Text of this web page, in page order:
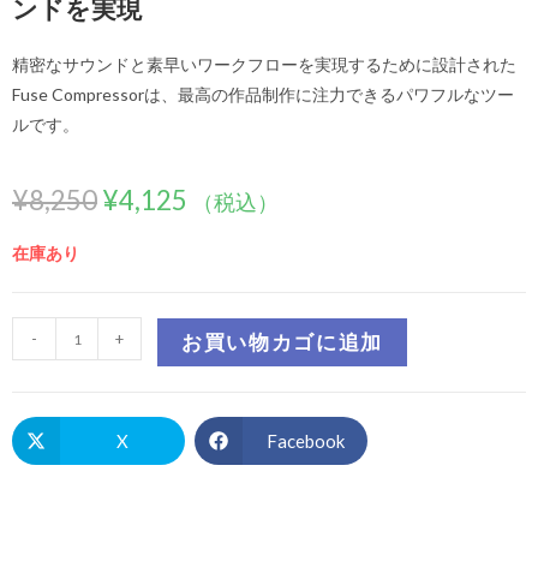
ンドを実現
精密なサウンドと素早いワークフローを実現するために設計された
Fuse Compressorは、最高の作品制作に注力できるパワフルなツー
ルです。
¥8,250¥4,125 （税込）
在庫あり
- + お買い物カゴに追加
X Facebook